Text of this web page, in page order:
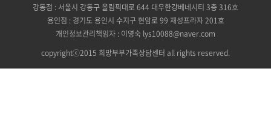
강동점 : 서울시 강동구 올림픽대로 644 대우한강베네시티 3층 316호
용인점 : 경기도 용인시 수지구 현암로 99 재성프라자 201호
개인정보관리책임자 : 이영숙 lys10088@naver.com
copyrightⓒ2015 희망부부가족상담센터 all rights reserved.